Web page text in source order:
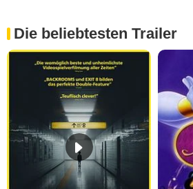
Die beliebtesten Trailer